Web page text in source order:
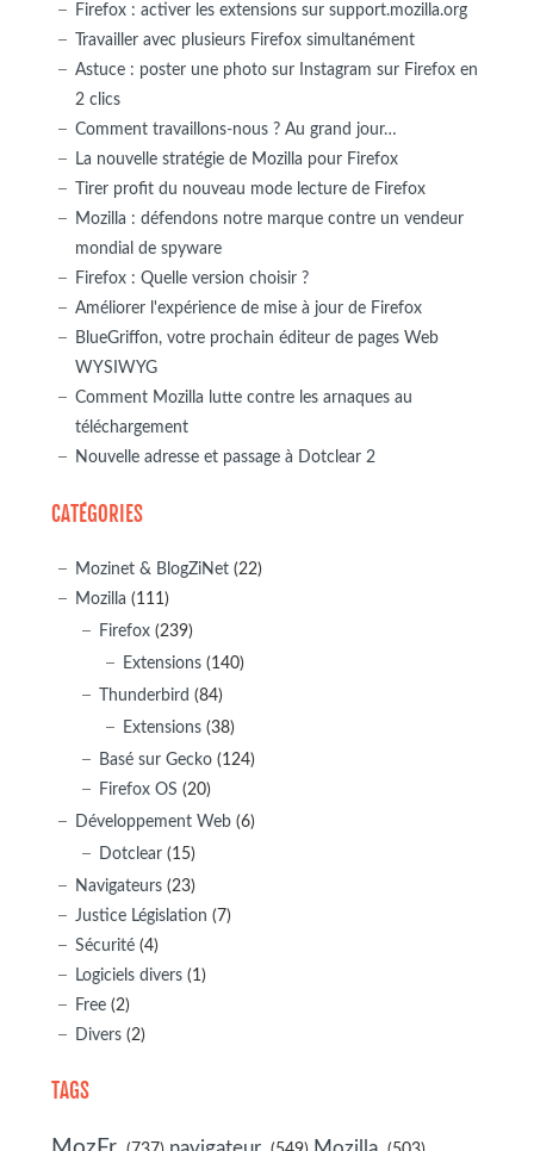
Firefox : activer les extensions sur support.mozilla.org
Travailler avec plusieurs Firefox simultanément
Astuce : poster une photo sur Instagram sur Firefox en
2 clics
Comment travaillons-nous ? Au grand jour…
La nouvelle stratégie de Mozilla pour Firefox
Tirer profit du nouveau mode lecture de Firefox
Mozilla : défendons notre marque contre un vendeur
mondial de spyware
Firefox : Quelle version choisir ?
Améliorer l'expérience de mise à jour de Firefox
BlueGriffon, votre prochain éditeur de pages Web
WYSIWYG
Comment Mozilla lutte contre les arnaques au
téléchargement
Nouvelle adresse et passage à Dotclear 2
CATÉGORIES
Mozinet & BlogZiNet (22)
Mozilla (111)
Firefox (239)
Extensions (140)
Thunderbird (84)
Extensions (38)
Basé sur Gecko (124)
Firefox OS (20)
Développement Web (6)
Dotclear (15)
Navigateurs (23)
Justice Législation (7)
Sécurité (4)
Logiciels divers (1)
Free (2)
Divers (2)
TAGS